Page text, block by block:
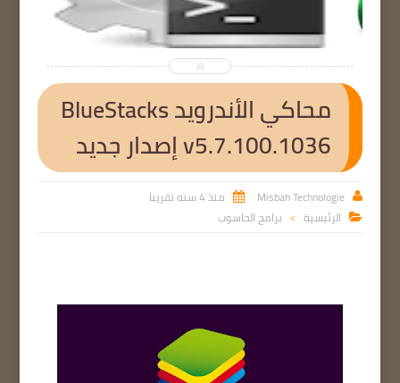
محاكي الأندرويد BlueStacks
v5.7.100.1036 إصدار جديد

Misbah Technologie
 منذ 4 سنه تقريبا
 الرئيسية > برامج الحاسوب